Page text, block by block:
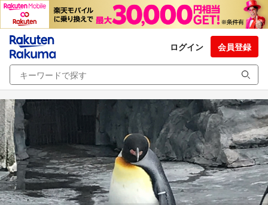
ログイン 会員登録